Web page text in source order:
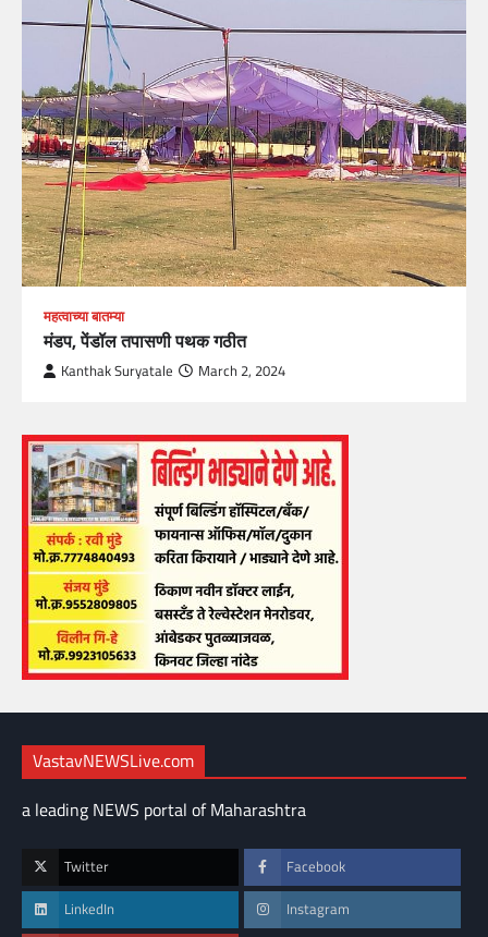
महत्वाच्या बातम्या
मंडप, पेंडॉल तपासणी पथक गठीत
Kanthak Suryatale March 2, 2024
VastavNEWSLive.com
a leading NEWS portal of Maharashtra
Twitter Facebook
LinkedIn Instagram